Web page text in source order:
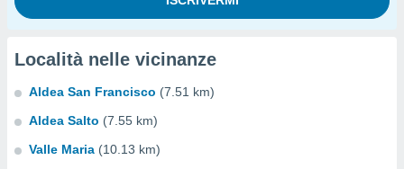
Località nelle vicinanze
Aldea San Francisco (7.51 km)
Aldea Salto (7.55 km)
Valle Maria (10.13 km)